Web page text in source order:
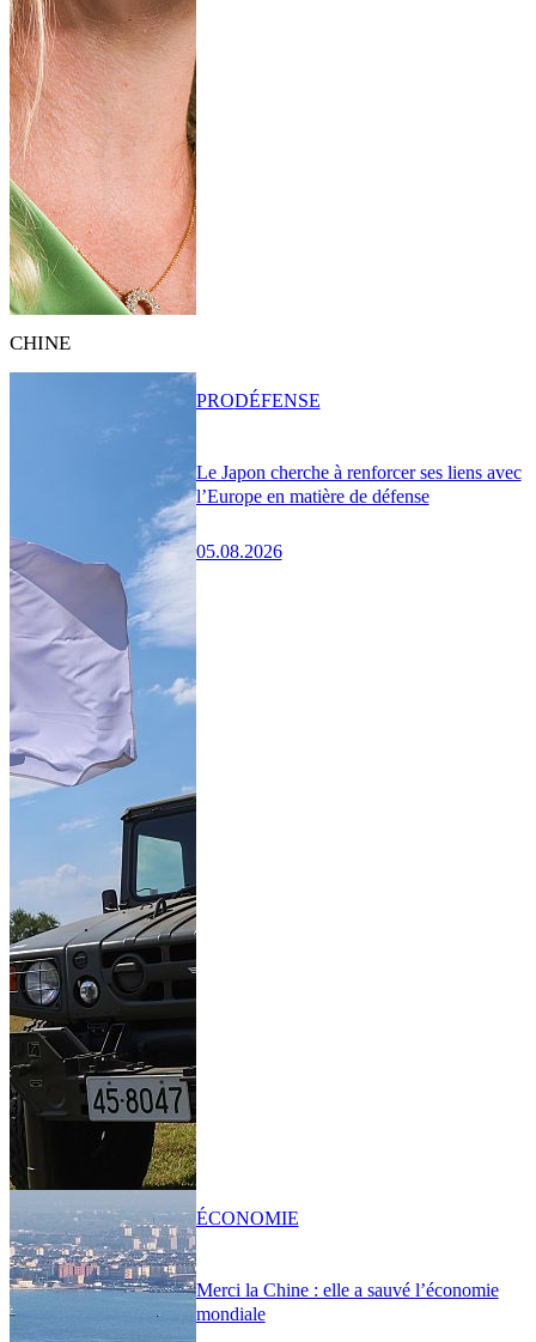
CHINE
Le Japon cherche à renforcer ses liens avec
l’Europe en matière de défense
05.08.2026
PRODÉFENSE
Merci la Chine : elle a sauvé l’économie
mondiale
ÉCONOMIE